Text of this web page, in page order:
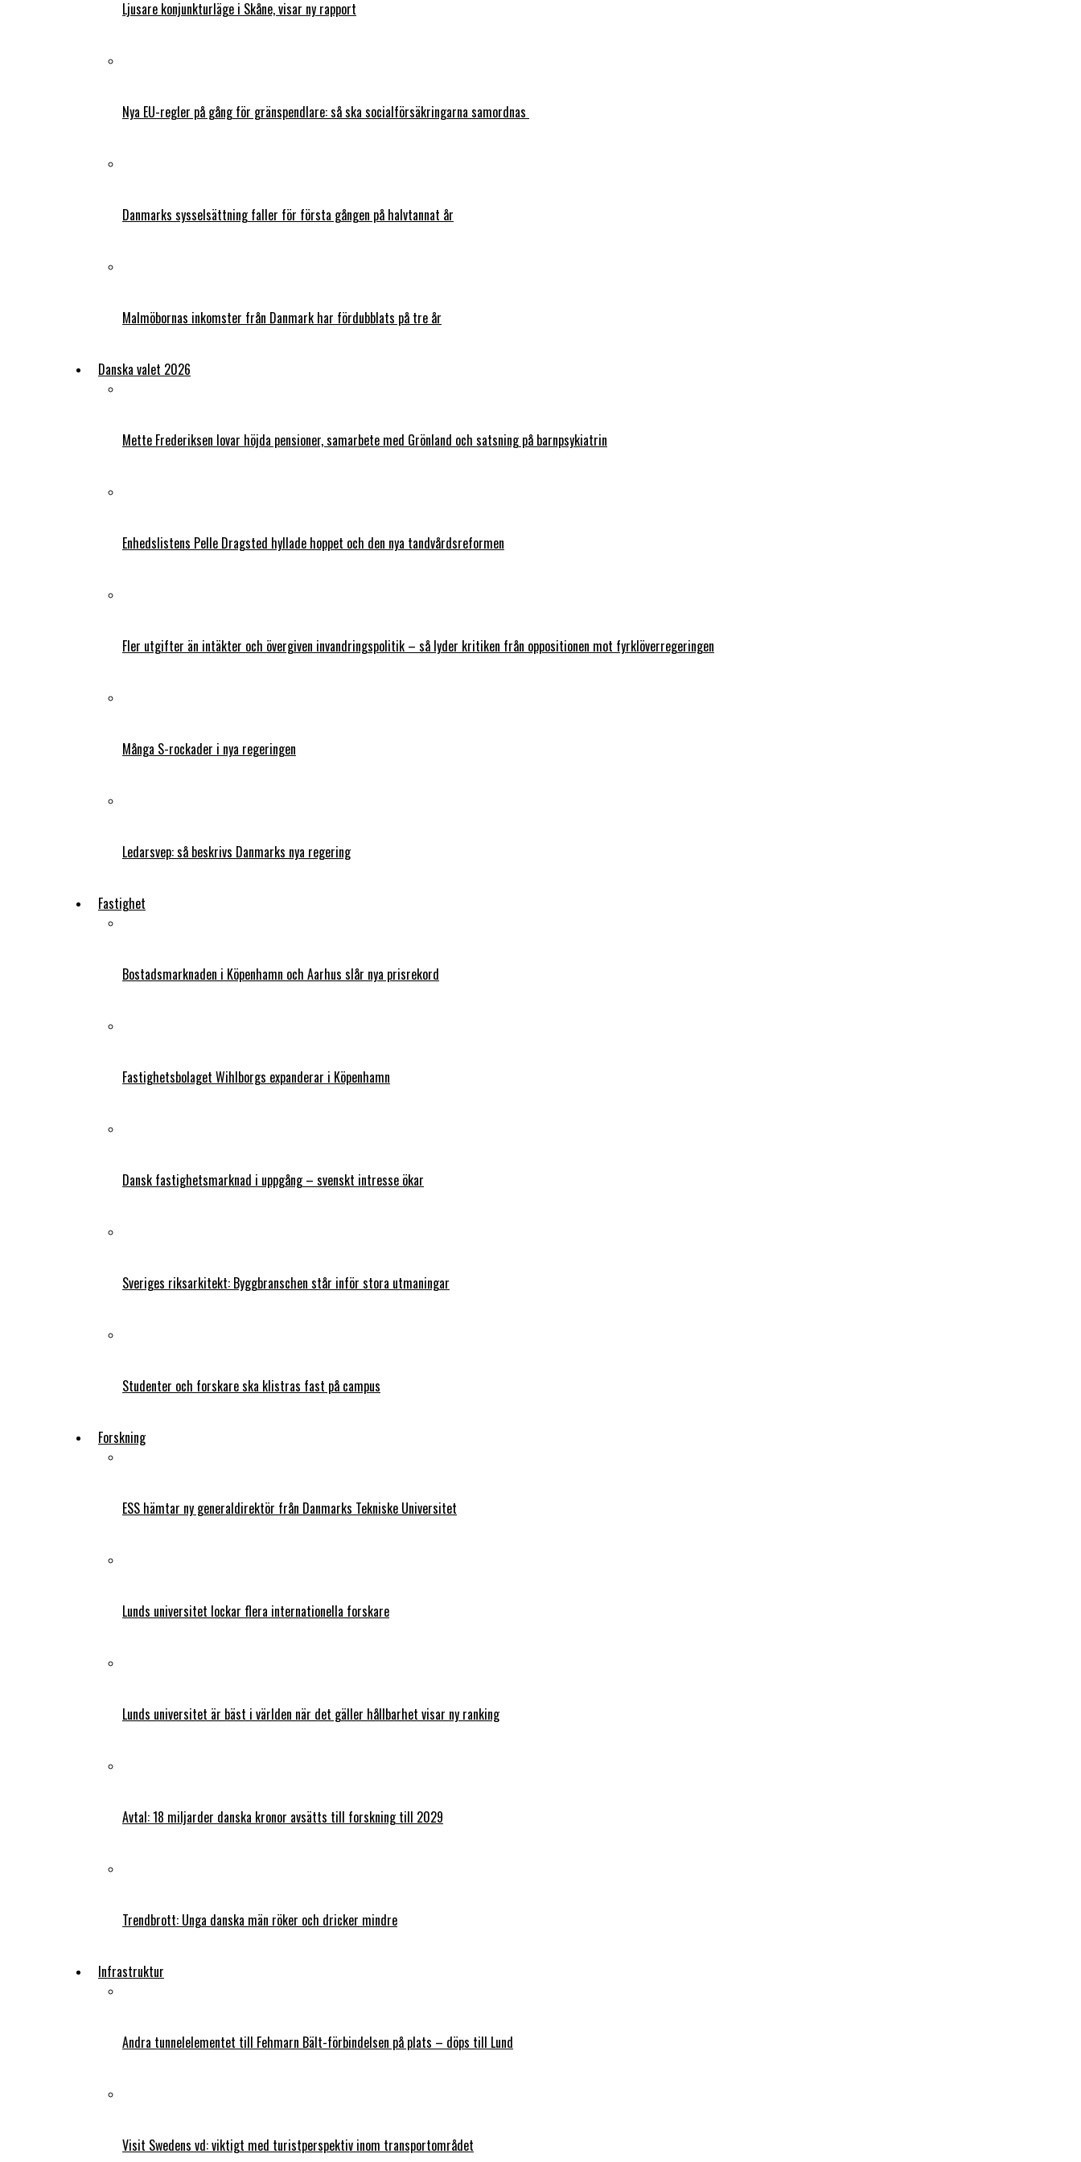
Ljusare konjunkturläge i Skåne, visar ny rapport
Nya EU-regler på gång för gränspendlare: så ska socialförsäkringarna samordnas
Danmarks sysselsättning faller för första gången på halvtannat år
Malmöbornas inkomster från Danmark har fördubblats på tre år
Danska valet 2026
Mette Frederiksen lovar höjda pensioner, samarbete med Grönland och satsning på barnpsykiatrin
Enhedslistens Pelle Dragsted hyllade hoppet och den nya tandvårdsreformen
Fler utgifter än intäkter och övergiven invandringspolitik – så lyder kritiken från oppositionen mot fyrklöverregeringen
Många S-rockader i nya regeringen
Ledarsvep: så beskrivs Danmarks nya regering
Fastighet
Bostadsmarknaden i Köpenhamn och Aarhus slår nya prisrekord
Fastighetsbolaget Wihlborgs expanderar i Köpenhamn
Dansk fastighetsmarknad i uppgång – svenskt intresse ökar
Sveriges riksarkitekt: Byggbranschen står inför stora utmaningar
Studenter och forskare ska klistras fast på campus
Forskning
ESS hämtar ny generaldirektör från Danmarks Tekniske Universitet
Lunds universitet lockar flera internationella forskare
Lunds universitet är bäst i världen när det gäller hållbarhet visar ny ranking
Avtal: 18 miljarder danska kronor avsätts till forskning till 2029
Trendbrott: Unga danska män röker och dricker mindre
Infrastruktur
Andra tunnelelementet till Fehmarn Bält-förbindelsen på plats – döps till Lund
Visit Swedens vd: viktigt med turistperspektiv inom transportområdet